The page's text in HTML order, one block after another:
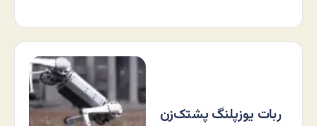
ربات یوزپلنگ پشتک‌زن